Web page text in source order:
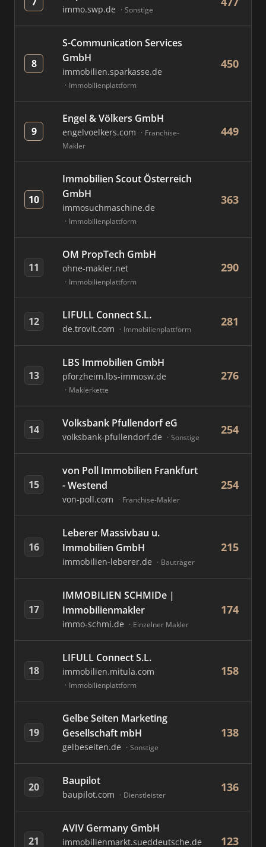
immo.swp.de Sonstige
8
S-Communication Services
GmbH
immobilien.sparkasse.de
Immobilienplattform
450
9
Engel & Völkers GmbH
engelvoelkers.com
Franchise-
Makler
449
10
Immobilien Scout Österreich
GmbH
immosuchmaschine.de
Immobilienplattform
363
11
OM PropTech GmbH
ohne-makler.net
Immobilienplattform
290
12 LIFULL Connect S.L.
de.trovit.com Immobilienplattform
281
13
LBS Immobilien GmbH
pforzheim.lbs-immosw.de
Maklerkette
276
14 Volksbank Pfullendorf eG
volksbank-pfullendorf.de Sonstige
254
15
von Poll Immobilien Frankfurt
- Westend
von-poll.com Franchise-Makler
254
16
Leberer Massivbau u.
Immobilien GmbH
immobilien-leberer.de Bauträger
215
17
IMMOBILIEN SCHMIDe |
Immobilienmakler
immo-schmi.de Einzelner Makler
174
18
LIFULL Connect S.L.
immobilien.mitula.com
Immobilienplattform
158
19
Gelbe Seiten Marketing
Gesellschaft mbH
gelbeseiten.de Sonstige
138
20 Baupilot
baupilot.com Dienstleister
136
21
AVIV Germany GmbH
immobilienmarkt.sueddeutsche.de 123